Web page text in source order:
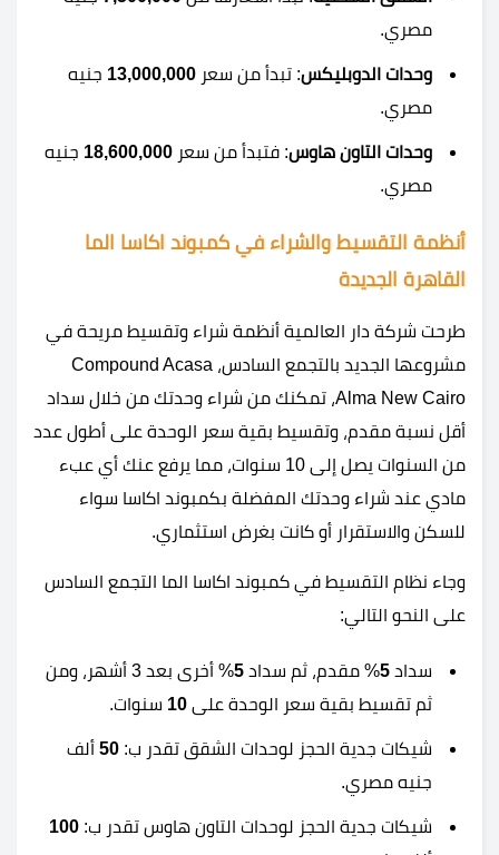
مصري.
وحدات الدوبليكس: تبدأ من سعر 13,000,000 جنيه
مصري.
وحدات التاون هاوس: فتبدأ من سعر 18,600,000 جنيه
مصري.
أنظمة التقسيط والشراء في كمبوند اكاسا الما
القاهرة الجديدة
طرحت شركة دار العالمية أنظمة شراء وتقسيط مريحة في
مشروعها الجديد بالتجمع السادس، Compound Acasa
Alma New Cairo، تمكنك من شراء وحدتك من خلال سداد
أقل نسبة مقدم، وتقسيط بقية سعر الوحدة على أطول عدد
من السنوات يصل إلى 10 سنوات، مما يرفع عنك أي عبء
مادي عند شراء وحدتك المفضلة بكمبوند اكاسا سواء
للسكن والاستقرار أو كانت بغرض استثماري.
وجاء نظام التقسيط في كمبوند اكاسا الما التجمع السادس
على النحو التالي:
سداد 5% مقدم، ثم سداد 5
% أخرى بعد 3 أشهر، ومن
ثم تقسيط بقية سعر الوحدة على 10 سنوات.
شيكات جدية الحجز لوحدات الشقق تقدر ب: 50 ألف
جنيه مصري.
شيكات جدية الحجز لوحدات التاون هاوس تقدر ب: 100